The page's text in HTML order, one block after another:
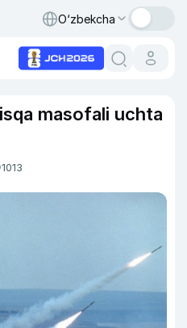
O‘zbekcha
masofali uchta
1013